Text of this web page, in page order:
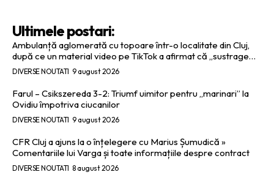
Ultimele postari:
Ambulanță aglomerată cu topoare într-o localitate din Cluj,
după ce un material video pe TikTok a afirmat că „sustrage…
DIVERSE NOUTATI 9 august 2026
Farul – Csikszereda 3-2: Triumf uimitor pentru „marinari” la
Ovidiu împotriva ciucanilor
DIVERSE NOUTATI 9 august 2026
CFR Cluj a ajuns la o înțelegere cu Marius Șumudică »
Comentariile lui Varga și toate informațiile despre contract
DIVERSE NOUTATI 8 august 2026